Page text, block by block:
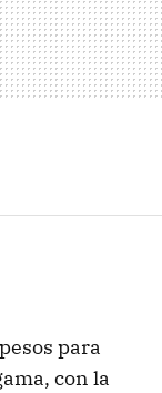
para
con la